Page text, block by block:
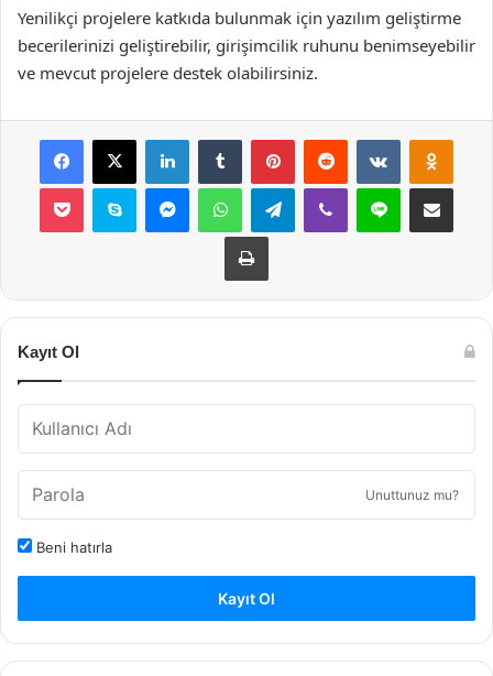
Yenilikçi projelere katkıda bulunmak için yazılım geliştirme
becerilerinizi geliştirebilir, girişimcilik ruhunu benimseyebilir
ve mevcut projelere destek olabilirsiniz.
Facebook
X LinkedInTumblr PinterestReddit VKontakte
Pocket Skype MessengerWhatsAppTelegramViber Line E-Posta ile
Yazdır
Kayıt Ol
Unuttunuz mu?
Beni hatırla
Kayıt Ol